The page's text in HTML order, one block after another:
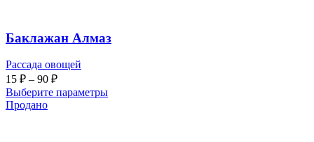
Баклажан Алмаз
Рассада овощей
15 ₽ – 90 ₽
Выберите параметры
Продано